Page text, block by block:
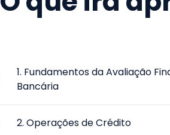
1. Fundamentos da Avaliação
Bancária
2.Operações de Crédito